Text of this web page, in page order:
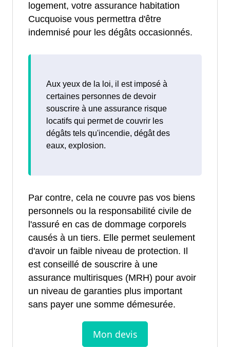
logement, votre assurance habitation
Cucquoise vous permettra d'être
indemnisé pour les dégâts occasionnés.
Aux yeux de la loi, il est imposé à
certaines personnes de devoir
souscrire à une assurance risque
locatifs qui permet de couvrir les
dégâts tels qu'incendie, dégât des
eaux, explosion.
Par contre, cela ne couvre pas vos biens
personnels ou la responsabilité civile de
l'assuré en cas de dommage corporels
causés à un tiers. Elle permet seulement
d'avoir un faible niveau de protection. Il
est conseillé de souscrire à une
assurance multirisques (MRH) pour avoir
un niveau de garanties plus important
sans payer une somme démesurée.